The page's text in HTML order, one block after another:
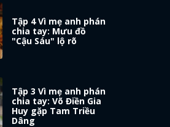
Tập 4 Vì mẹ anh phán
chia tay: Mưu đồ
"Cậu Sáu" lộ rõ
Tập 3 Vì mẹ anh phán
chia tay: Võ Điền Gia
Huy gặp Tam Triều
Dâng